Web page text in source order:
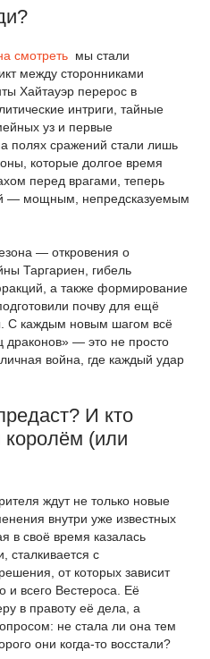
смотреть мы стали
между сторонниками
Хайтауэр перерос в
интриги, тайные
уз и первые
полях сражений стали лишь
которые долгое время
перед врагами, теперь
— мощным, непредсказуемым
— откровения о
Таргариен, гибель
а также формирование
почву для ещё
С каждым новым шагом всё
драконов» — это не просто
война, где каждый удар
И кто
(или
ждут не только новые
внутри уже известных
в своё время казалась
сталкивается с
от которых зависит
и всего Вестероса. Её
в правоту её дела, а
не стала ли она тем
они когда-то восстали?